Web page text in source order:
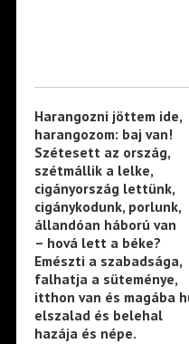
Harangozni jöttem ide,
harangozom: baj van!
Szétesett az ország,
szétmállik a lelke,
cigányország lettünk,
cigánykodunk, porlunk,
állandóan háború van
– hová lett a béke?
Emészti a szabadsága,
falhatja a süteménye,
itthon van és magába
elszalad és belehal
hazája és népe.